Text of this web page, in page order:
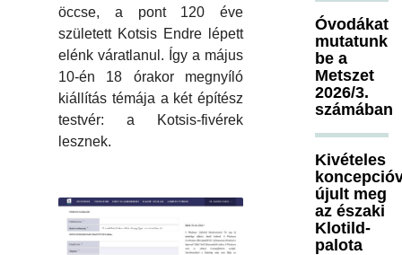
öccse, a pont 120 éve
született Kotsis Endre lépett
elénk váratlanul. Így a május
10-én 18 órakor megnyíló
kiállítás témája a két építész
testvér: a Kotsis-fivérek
lesznek.
Óvodákat
mutatunk
be a
Metszet
2026/3.
számában
Kivételes
újult meg
az északi
Klotild-
palota